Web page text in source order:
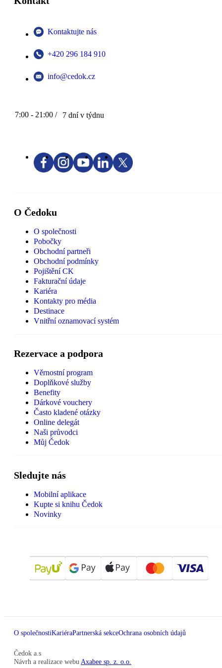
Kontaktujte nás
+420 296 184 910
info@cedok.cz
7:00 - 21:00 / 7 dní v týdnu
O Čedoku
O společnosti
Pobočky
Obchodní partneři
Obchodní podmínky
Pojištění CK
Fakturační údaje
Kariéra
Kontakty pro média
Destinace
Vnitřní oznamovací systém
Rezervace a podpora
Věrnostní program
Doplňkové služby
Benefity
Dárkové vouchery
Často kladené otázky
Online delegát
Naši průvodci
Můj Čedok
Sledujte nás
Mobilní aplikace
Kupte si knihu Čedok
Novinky
O společnostiKariéraPartnerská sekceOchrana osobních údajů
Čedok a.s
Návrh a realizace webu Axabee sp. z. o.o.